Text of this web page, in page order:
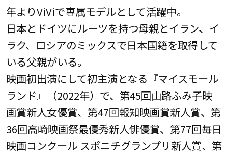
年よりViViで専属モデルとして活躍中。
日本とドイツにルーツを持つ母親とイラン、イ
ラク、ロシアのミックスで日本国籍を取得して
いる父親がいる。
映画初出演にして初主演となる『マイスモール
ランド』（2022年）で、第45回山路ふみ子映
画賞新人女優賞、第47回報知映画賞新人賞、第
36回高崎映画祭最優秀新人俳優賞、第77回毎日
映画コンクール スポニチグランプリ新人賞、第